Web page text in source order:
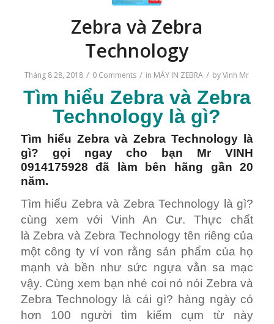
Zebra và Zebra
Technology
Tháng 8 28, 2018 / 0 Comments / in MÁY IN ZEBRA / byVinh Mr
Tìm hiểu Zebra và Zebra
Technology là gì?
Tìm hiểu Zebravà Zebra Technology là
gì? gọi ngay cho bạn Mr VINH
0914175928 đã làm bên hãng gần 20
năm.
Tìm hiểu Zebra và Zebra Technology là gì?
cùng xem với Vinh An Cư. Thực chất
là Zebra và Zebra Technology tên riêng của
một công ty ví von rằng sản phẩm của họ
mạnh và bền như sức ngựa vằn sa mạc
vậy. Cùng xem bạn nhé coi nó nói Zebra và
Zebra Technology là cái gì? hàng ngày có
hơn 100 người tìm kiếm cụm từ này